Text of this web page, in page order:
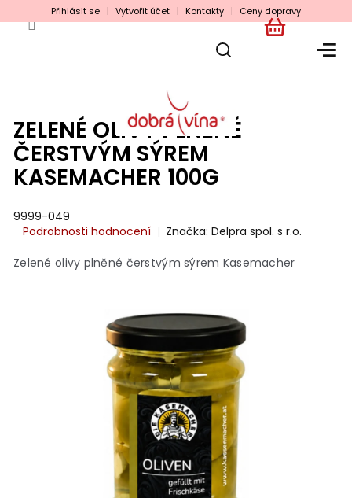
na
Přihlásit se Vytvořit účet Kontakty Ceny dopravy
NÁKUPNÍ
ZELENÉ OLIVY PLNĚNÉ
ČERSTVÝM SÝREM
KASEMACHER 100G
9999-049
Průměrné
produktu
Podrobnosti hodnocení Značka:Delpra spol. s r.o.
Zelené olivy plněné čerstvým sýrem Kasemacher